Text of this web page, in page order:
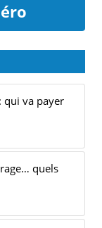
qui va payer
quels